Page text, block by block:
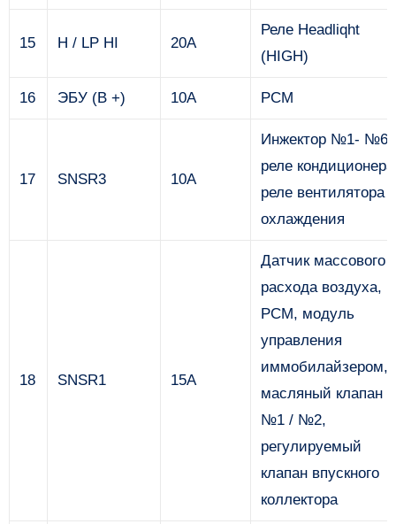
15 H / LP HI 20А
Реле Headliqht
(HIGH)
16 ЭБУ (B +) 10А PCM
17 SNSR3 10А
Инжектор №1- №6,
реле
реле вентилятора
охлаждения
18 SNSR1 15А
Датчик массового
расхода воздуха,
PCM, модуль
управления
иммобилайзером,
масляный клапан
№1 / №2,
регулируемый
клапан впускного
коллектора